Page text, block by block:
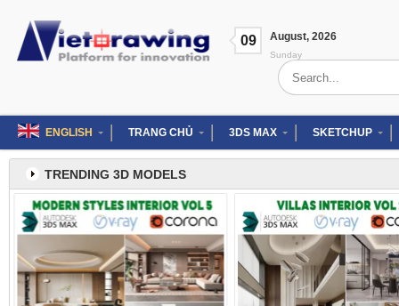
content
09 August, 2026
Sunday
Search
for:
ENGLISH TRANG CHỦ 3DS MAX SKETCHUP
TRENDING 3D MODELS